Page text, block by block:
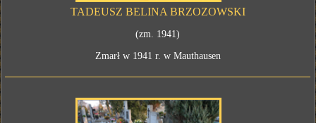
TADEUSZ BELINA BRZOZOWSKI
(zm. 1941)
Zmarł w 1941 r. w Mauthausen